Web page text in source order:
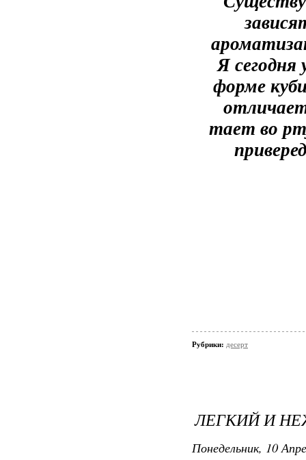
Я
форме
тает во
Рубрики: десерт
ЛЕГКИЙ И
Понедельник, 10